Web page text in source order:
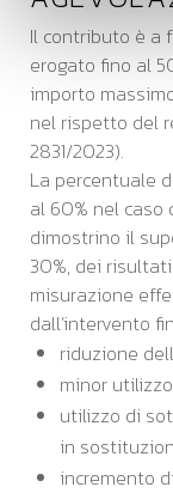
Il contributo è a
erogato fino al
importo
nel rispetto del
2831/2023).
La percentuale
al 60% nel caso
dimostrino il
30%, dei
misurazione
dall’intervento
riduzione
minor
utilizzo di
in
incremento